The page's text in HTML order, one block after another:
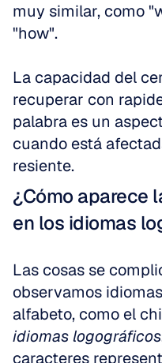
muy similar, como
"how".
La capacidad del
recuperar con
palabra es un
cuando está
resiente.
¿Cómo aparece
en los idiomas
Las cosas se
observamos
idiomas logográficos
caracteres